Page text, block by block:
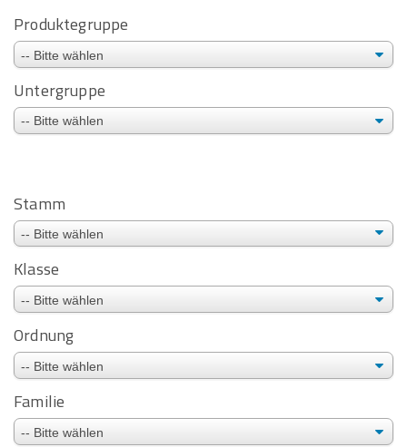
Produktegruppe
Untergruppe
Stamm
Klasse
Ordnung
Familie